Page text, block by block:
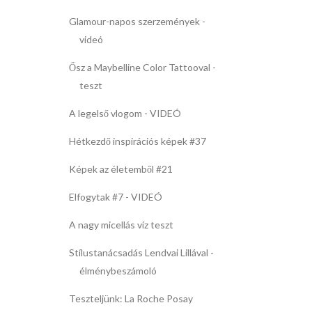
Glamour-napos szerzemények -
videó
Ősz a Maybelline Color Tattooval -
teszt
A legelső vlogom - VIDEÓ
Hétkezdő inspirációs képek #37
Képek az életemből #21
Elfogytak #7 - VIDEÓ
A nagy micellás víz teszt
Stílustanácsadás Lendvai Lillával -
élménybeszámoló
Teszteljünk: La Roche Posay